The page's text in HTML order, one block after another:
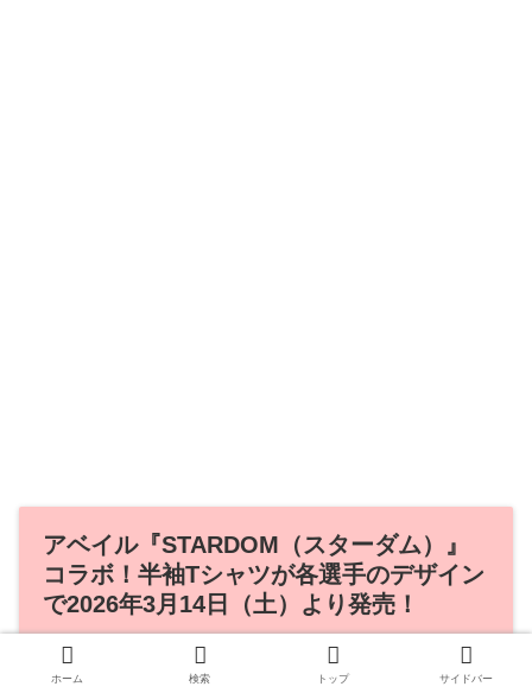
アベイル『STARDOM（スターダム）』
コラボ！半袖Tシャツが各選手のデザイン
で2026年3月14日（土）より発売！
ホーム 検索 トップ サイドバー